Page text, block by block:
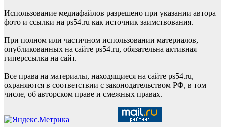
Использование медиафайлов разрешено при указании автора
фото и ссылки на ps54.ru как источник заимствования.
При полном или частичном использовании материалов,
опубликованных на сайте ps54.ru, обязательна активная
гиперссылка на сайт.
Все права на материалы, находящиеся на сайте ps54.ru,
охраняются в соответствии с законодательством РФ, в том
числе, об авторском праве и смежных правах.